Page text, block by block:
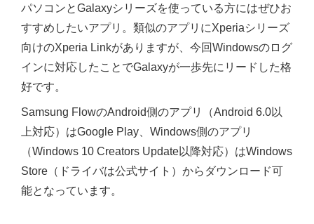
パソコンとGalaxyシリーズを使っている方にはぜひお
すすめしたいアプリ。類似のアプリにXperiaシリーズ
向けのXperia Linkがありますが、今回Windowsのログ
インに対応したことでGalaxyが一歩先にリードした格
好です。
Samsung FlowのAndroid側のアプリ（Android 6.0以
上対応）はGoogle Play、Windows側のアプリ
（Windows 10 Creators Update以降対応）はWindows
Store（ドライバは公式サイト）からダウンロード可
能となっています。